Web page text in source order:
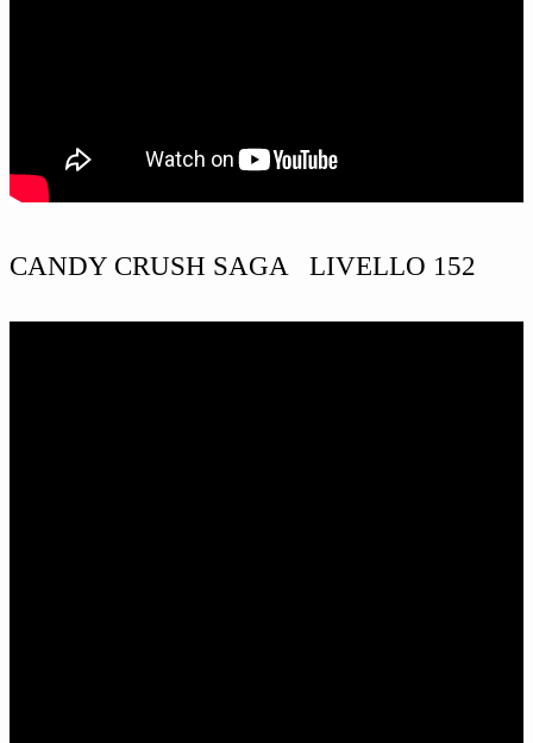
CANDY CRUSH SAGA LIVELLO 152